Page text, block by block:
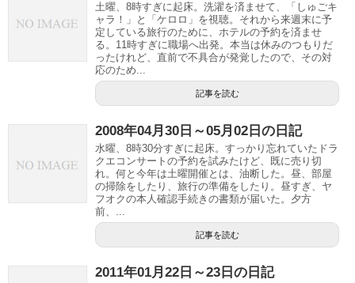
土曜、8時すぎに起床。洗濯を済ませて、「しゅごキ
ャラ！」と「ケロロ」を視聴。それから来週末に予
定している旅行のために、ホテルの予約を済ませ
る。11時すぎに職場へ出発。本当は休みのつもりだ
ったけれど、直前で不具合が発覚したので、その対
応のため...
記事を読む
2008年04月30日～05月02日の日記
水曜、8時30分すぎに起床。すっかり忘れていたドラ
クエコンサートの予約を試みたけど、既に売り切
れ。何と今年は土曜開催とは、油断した。昼、部屋
の掃除をしたり、旅行の準備をしたり。昼すぎ、ヤ
フオクの本人確認手続きの書類が届いた。夕方
前、...
記事を読む
2011年01月22日～23日の日記